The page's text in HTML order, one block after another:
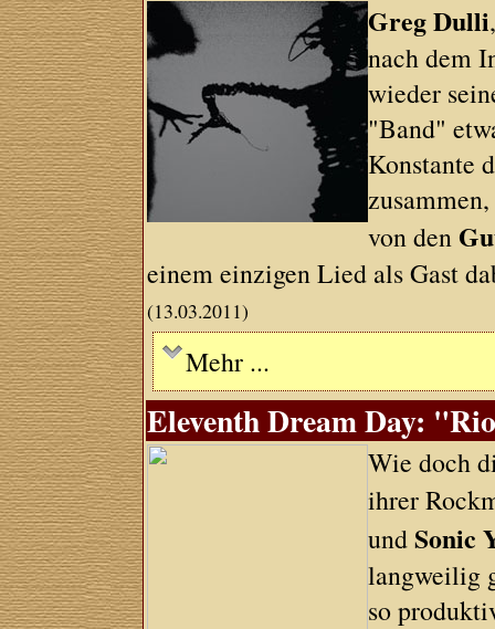
Greg Dulli
nach dem
wieder
"Band"
Konstante
von den
einem einzigen Lied als Gast
(13.03.2011)
Mehr ...
Eleventh Dream Day:
Wie doch
ihrer
undSonic
langweilig
so